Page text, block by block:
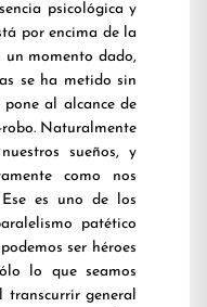
psicológica y
por encima de la
un momento dado,
se ha metido sin
al alcance de
robo. Naturalmente
sueños, y
como nos
es uno de los
patético
ser héroes
lo que seamos
transcurrir general